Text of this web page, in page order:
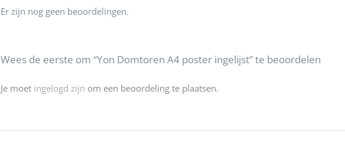
Er zijn nog geen beoordelingen.
Wees de eerste om “Yon Domtoren A4 poster ingelijst” te beoordelen
Je moet ingelogd zijn om een beoordeling te plaatsen.